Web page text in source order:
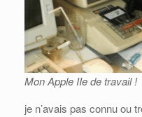
Mon Apple IIe de travail !
je n’avais pas connu ou